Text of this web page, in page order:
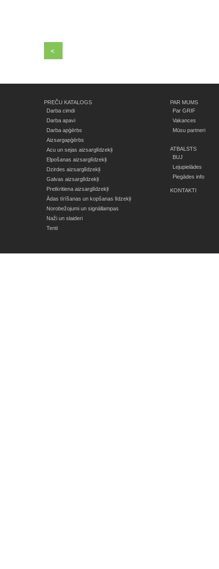
<
PREČU KATALOGS
Darba cimdi
Darba apavi
Darba apģērbs
Aizsargapģērbs
Acu un sejas aizsarglīdzekļi
Elpošanas aizsarglīdzekļi
Dzirdes aizsarglīdzekļi
Galvas aizsarglīdzekļi
Pretkritiena aizsarglīdzekļi
Ādas tīrīšanas un kopšanas līdzekļi
Norobežojumi un signāllampas
Naži un slaideri
Tenti
PAR MUMS
Par GRIF
Vakances
Mūsu partneri
ATBALSTS
BUJ
Lejupielādes
Piegādes info
KONTAKTI